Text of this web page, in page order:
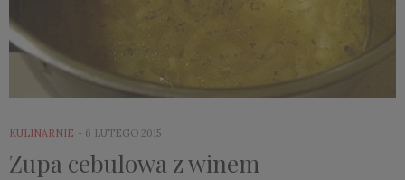
KULINARNIE 6 LUTEGO 2015
Zupa cebulowa z winem